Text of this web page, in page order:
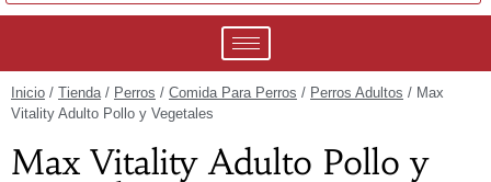
Inicio / Tienda/ Perros / Comida Para Perros / Perros Adultos / Max
Vitality Adulto Pollo y Vegetales
Max Vitality Adulto Pollo y